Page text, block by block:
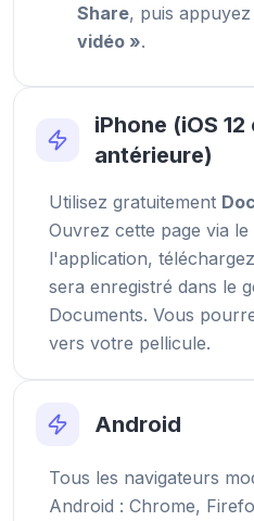
Share, puis
vidéo ».
iPhone (iOS
antérieure)
Utilisez gratuitement
Ouvrez cette page via
l'application,
sera enregistré dans le
Documents. Vous
vers votre pellicule.
Android
Tous les navigateurs
Android : Chrome,